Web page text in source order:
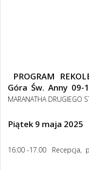
PROGRAM
Góra Św. Anny 09-
MARANATHA DRUGIEGO
Piątek 9 maja 2025
16:00 -17.00 Recepcja,